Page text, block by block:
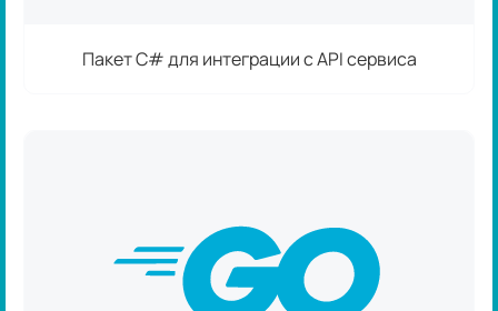
Пакет C# для интеграции с API сервиса